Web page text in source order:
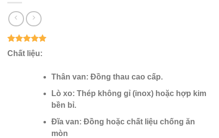
5trên 5
dựa trên
1
Chất liệu:
Thân van: Đồng thau cao cấp.
Lò xo: Thép không gỉ (inox) hoặc hợp kim
bền bỉ.
Đĩa van: Đồng hoặc chất liệu chống ăn
mòn